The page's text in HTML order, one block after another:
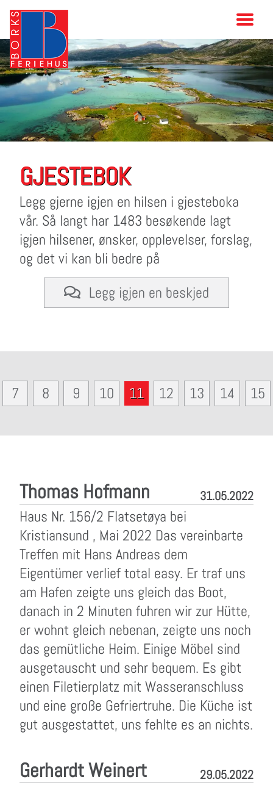
GJESTEBOK
Legg gjerne igjen en hilsen i gjesteboka
vår. Så langt har 1483 besøkende lagt
igjen hilsener, ønsker, opplevelser, forslag,
og det vi kan bli bedre på
Legg igjen en beskjed
7 8 9 10 11 12 13 14 15
Thomas Hofmann 31.05.2022
Haus Nr. 156/2 Flatsetøya bei
Kristiansund , Mai 2022 Das vereinbarte
Treffen mit Hans Andreas dem
Eigentümer verlief total easy. Er traf uns
am Hafen zeigte uns gleich das Boot,
danach in 2 Minuten fuhren wir zur Hütte,
er wohnt gleich nebenan, zeigte uns noch
das gemütliche Heim. Einige Möbel sind
ausgetauscht und sehr bequem. Es gibt
einen Filetierplatz mit Wasseranschluss
und eine große Gefriertruhe. Die Küche ist
gut ausgestattet, uns fehlte es an nichts.
Gerhardt Weinert 29.05.2022